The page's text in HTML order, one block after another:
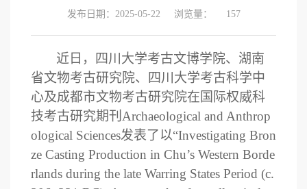
发布日期：2025-05-22 浏览量： 157
近日，四川大学考古文博学院、湖南
省文物考古研究院、四川大学考古科学中
心及成都市文物考古研究院在国际权威科
技考古研究期刊 Archaeological and Anthrop
ological Sciences发表了以“Investigating Bron
ze Casting Production in Chu’s Western Borde
rlands during the late Warring States Period (c.